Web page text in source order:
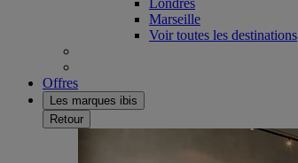
Londres
Marseille
Voir toutes les destinations
Offres
Les marques ibis
Retour